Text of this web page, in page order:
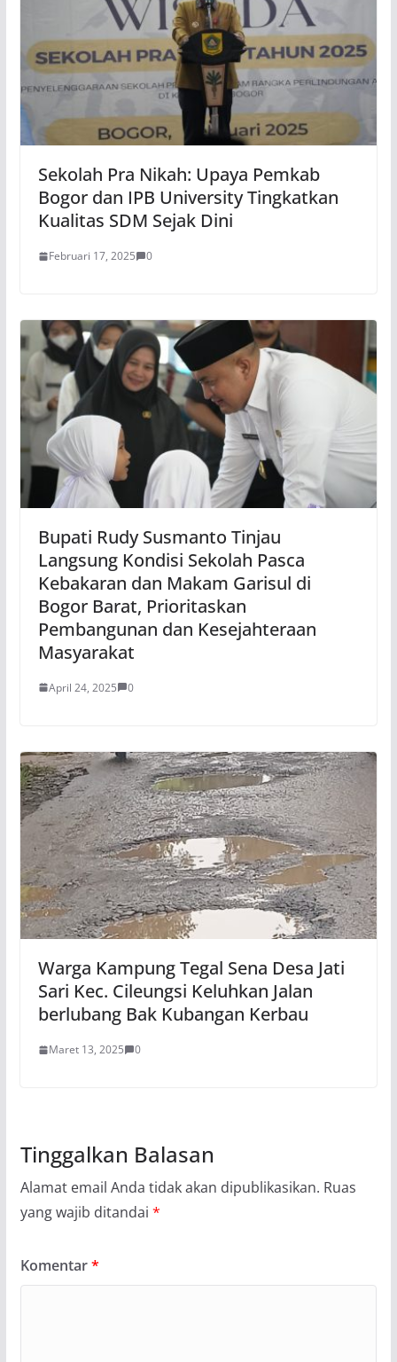
Sekolah Pra Nikah: Upaya Pemkab
Bogor dan IPB University Tingkatkan
Kualitas SDM Sejak Dini
Februari 17, 2025 0
Bupati Rudy Susmanto Tinjau
Langsung Kondisi Sekolah Pasca
Kebakaran dan Makam Garisul di
Bogor Barat, Prioritaskan
Pembangunan dan Kesejahteraan
Masyarakat
April 24, 2025 0
Warga Kampung Tegal Sena Desa Jati
Sari Kec. Cileungsi Keluhkan Jalan
berlubang Bak Kubangan Kerbau
Maret 13, 2025 0
Tinggalkan Balasan
Alamat email Anda tidak akan dipublikasikan. Ruas
yang wajib ditandai *
Komentar*